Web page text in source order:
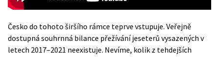
Česko do tohoto širšího rámce teprve vstupuje. Veřejně
dostupná souhrnná bilance přežívání jeseterů vysazených v
letech 2017–2021 neexistuje. Nevíme, kolik z tehdejších